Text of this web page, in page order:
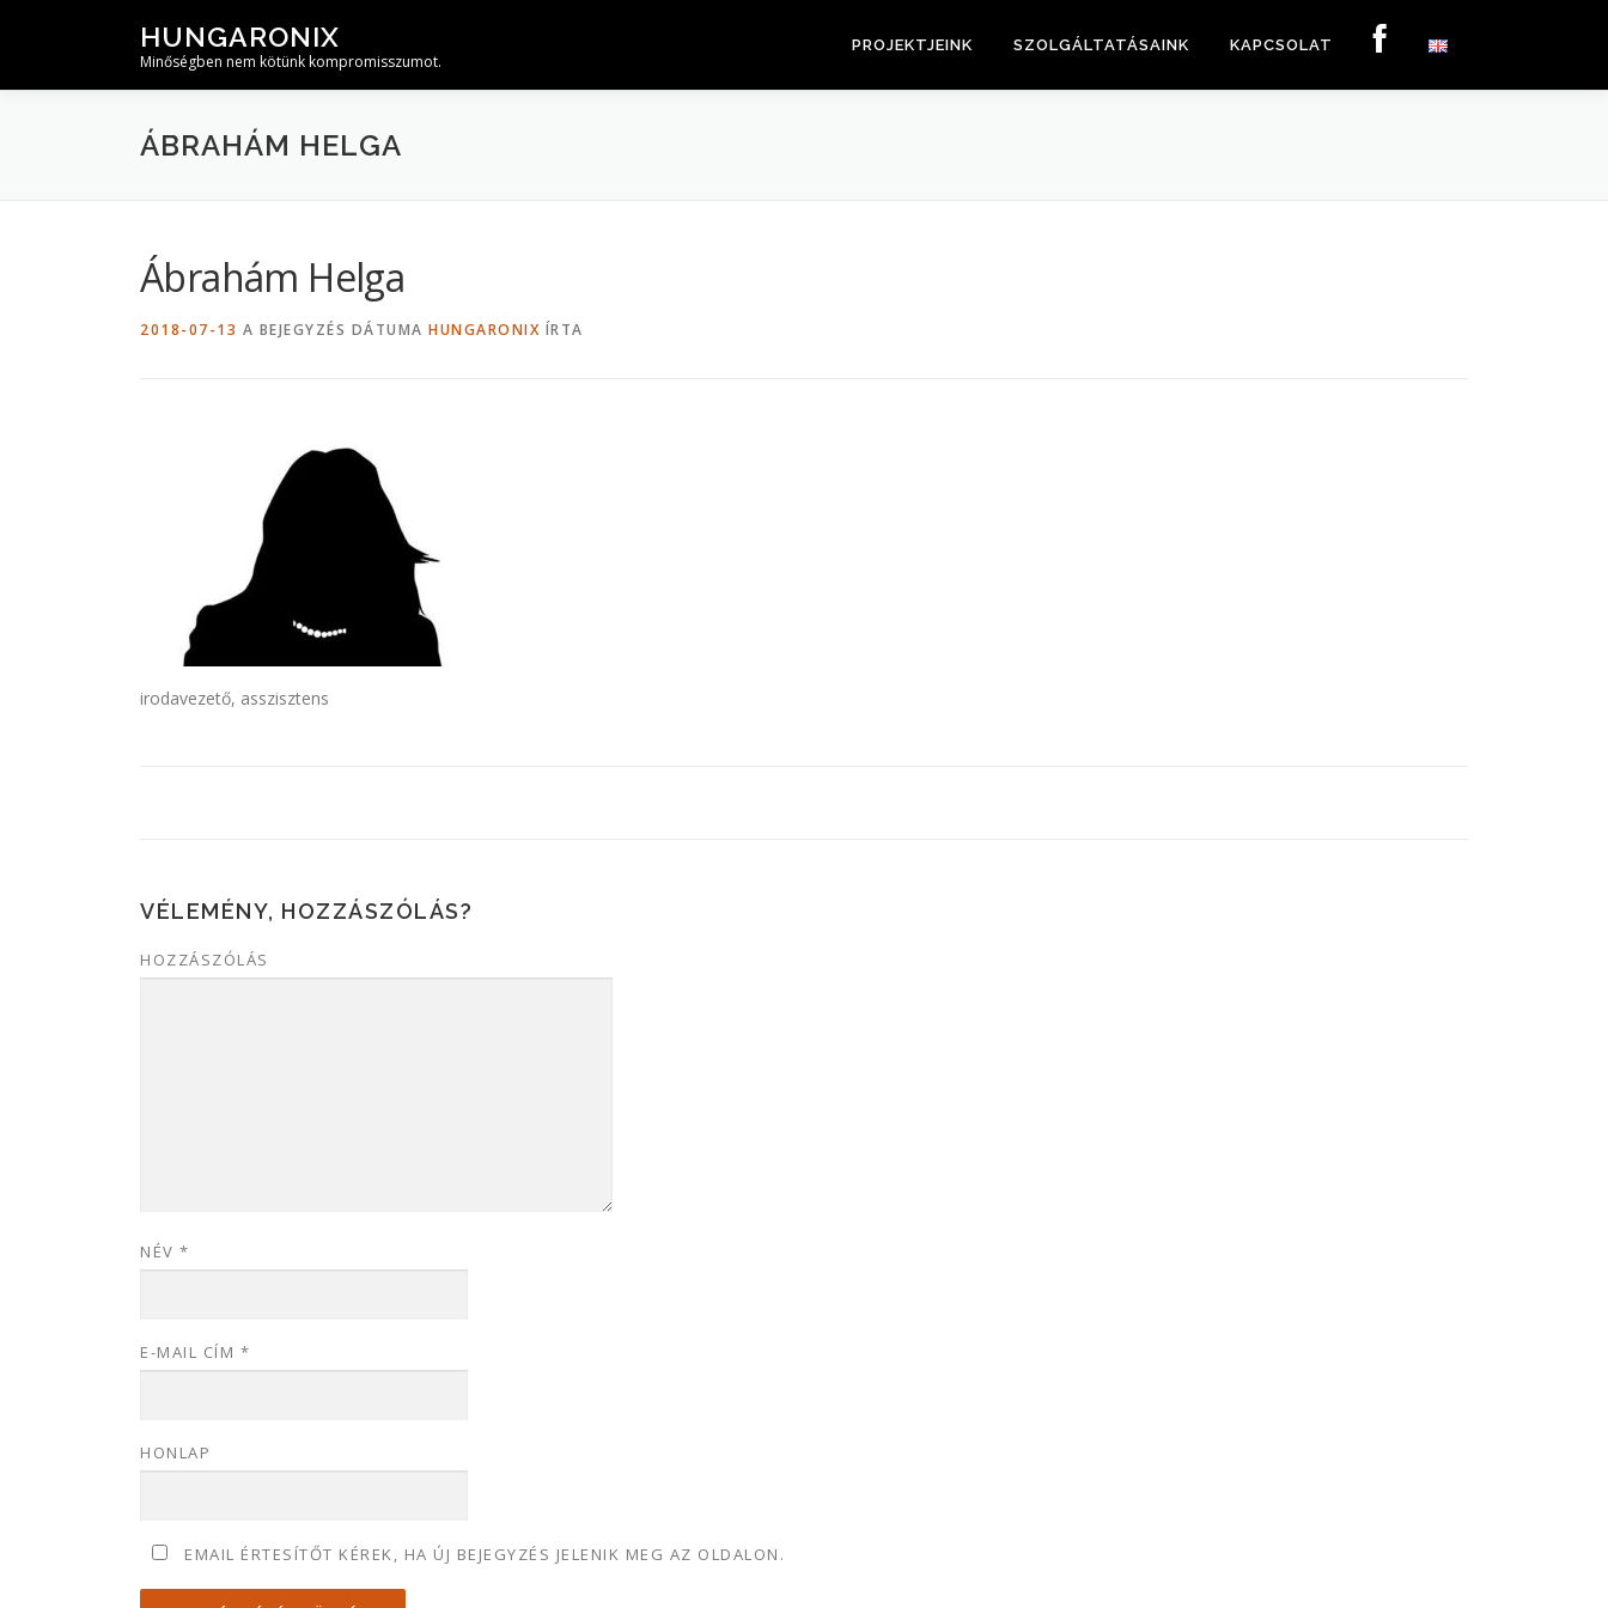
HUNGARONIX
Minőségben nem kötünk kompromisszumot.
PROJEKTJEINK SZOLGÁLTATÁSAINK KAPCSOLAT
ÁBRAHÁM HELGA
Ábrahám Helga
2018-07-13 A BEJEGYZÉS DÁTUMA HUNGARONIX ÍRTA
irodavezető, asszisztens
VÉLEMÉNY, HOZZÁSZÓLÁS?
HOZZÁSZÓLÁS
NÉV *
E-MAIL CÍM *
HONLAP
EMAIL ÉRTESÍTŐT KÉREK, HA ÚJ BEJEGYZÉS JELENIK MEG AZ OLDALON.